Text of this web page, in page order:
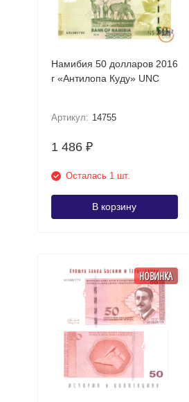
Намибия 50 долларов 2016
г «Антилопа Куду» UNC
Артикул: 14755
1 486 ₽
Осталась 1 шт.
В корзину
НОВИНКА